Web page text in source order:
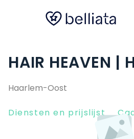
HAIR HEAVEN |
Haarlem-Oost
Diensten en prijslijst